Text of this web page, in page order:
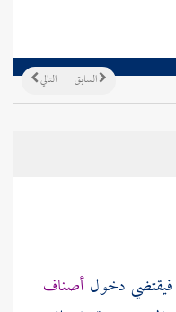
التالي السابق
دخول أصناف